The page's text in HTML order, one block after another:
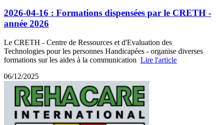
2026-04-16 : Formations dispensées par le CRETH -
année 2026
Le CRETH - Centre de Ressources et d'Evaluation des
Technologies pour les personnes Handicapées - organise diverses
formations sur les aides à la communication Lire l'article
06/12/2025